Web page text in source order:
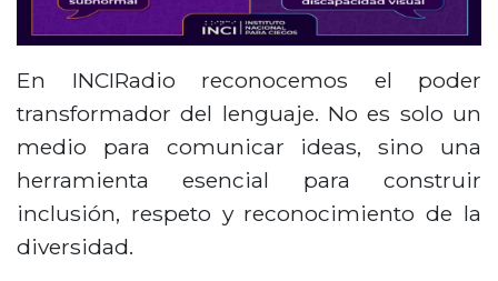
En INCIRadio reconocemos el poder
transformador del lenguaje. No es solo un
medio para comunicar ideas, sino una
herramienta esencial para construir
inclusión, respeto y reconocimiento de la
diversidad.